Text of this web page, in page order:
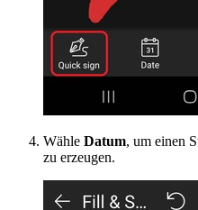
Wähle Datum, um einen
zu erzeugen.